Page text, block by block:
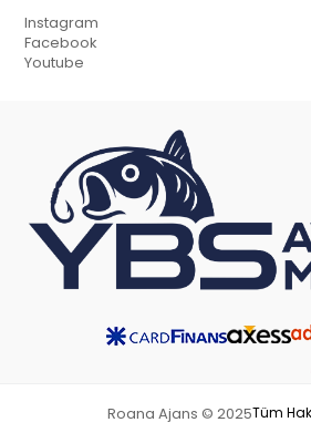
Instagram
Facebook
Youtube
Roana Ajans © 2025Tüm